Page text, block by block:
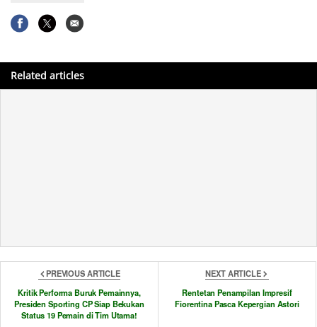
Related articles
PREVIOUS ARTICLE
Kritik Performa Buruk Pemainnya,
Presiden Sporting CP Siap Bekukan
Status 19 Pemain di Tim Utama!
NEXT ARTICLE
Rentetan Penampilan Impresif
Fiorentina Pasca Kepergian Astori